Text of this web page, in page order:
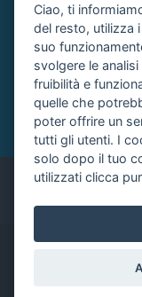
Chiedi un
©
Ciao, ti
del resto, utilizza
suo
svolgere le
fruibilità e
quelle che
poter offrire un
tutti gli utenti. I
solo dopo il tuo
utilizzati clicca